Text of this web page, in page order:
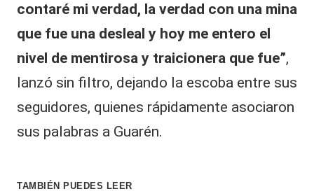
contaré mi verdad, la verdad con una mina
que fue una desleal y hoy me entero el
nivel de mentirosa y traicionera que fue”,
lanzó sin filtro, dejando la escoba entre sus
seguidores, quienes rápidamente asociaron
sus palabras a Guarén.
TAMBIÉN PUEDES LEER